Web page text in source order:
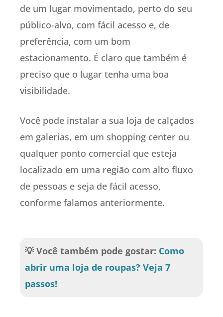
de um lugar movimentado, perto do seu
público-alvo, com fácil acesso e, de
preferência, com um bom
estacionamento. É claro que também é
preciso que o lugar tenha uma boa
visibilidade.
Você pode instalar a sua loja de calçados
em galerias, em um shopping center ou
qualquer ponto comercial que esteja
localizado em uma região com alto fluxo
de pessoas e seja de fácil acesso,
conforme falamos anteriormente.
💡 Você também pode gostar: Como
abrir uma loja de roupas? Veja 7
passos!